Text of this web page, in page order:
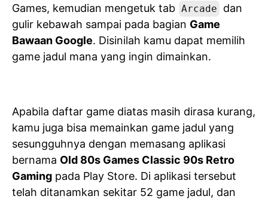
Games, kemudian mengetuk tab Arcade
dan
gulir kebawah sampai pada bagian Game
Bawaan Google. Disinilah kamu dapat memilih
game jadul mana yang ingin dimainkan.
Apabila daftar game diatas masih dirasa kurang,
kamu juga bisa memainkan game jadul yang
sesungguhnya dengan memasang aplikasi
bernama Old 80s Games Classic 90s Retro
Gaming pada Play Store. Di aplikasi tersebut
telah ditanamkan sekitar 52 game jadul, dan